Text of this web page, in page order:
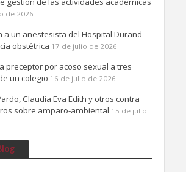
de 2026
a un anestesista del Hospital Durand
obstétrica 17 de julio de 2026
preceptor por acoso sexual a tres
un colegio 16 de julio de 2026
Claudia Eva Edith y otros contra
sobre amparo-ambiental 15 de julio